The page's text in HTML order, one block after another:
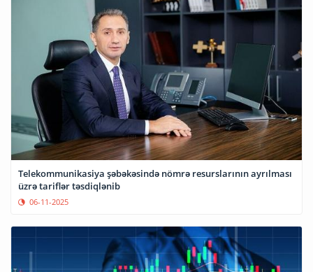
Telekommunikasiya şəbəkəsində nömrə resurslarının ayrılması
üzrə tariflər təsdiqlənib
06-11-2025